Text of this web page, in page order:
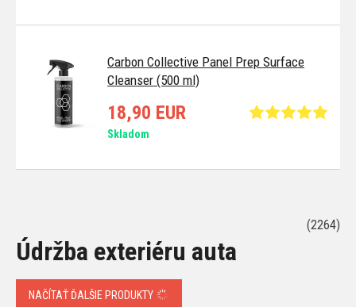
Carbon Collective Panel Prep Surface
Cleanser (500 ml)
18,90 EUR
Skladom
Údržba exteriéru auta
(2264)
NAČÍTAŤ ĎALŠIE PRODUKTY